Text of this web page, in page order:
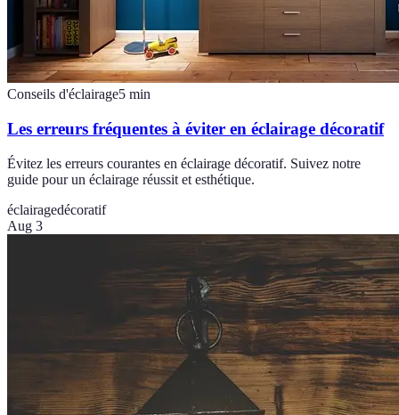
Conseils d'éclairage5 min
Les erreurs fréquentes à éviter en éclairage décoratif
Évitez les erreurs courantes en éclairage décoratif. Suivez notre
guide pour un éclairage réussit et esthétique.
éclairagedécoratif
Aug 3